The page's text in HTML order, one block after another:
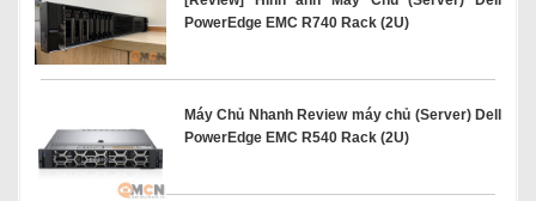
PowerEdge EMC R740 Rack (2U)
Máy Chủ Nhanh Review máy chủ (Server) Dell
PowerEdge EMC R540 Rack (2U)